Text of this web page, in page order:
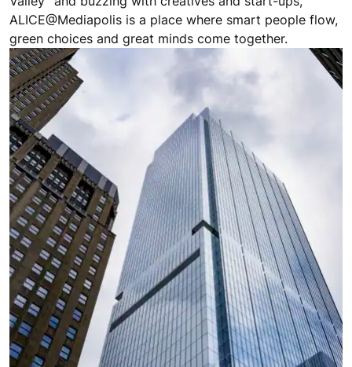
ALICE@Mediapolis is a place where smart people flow,
green choices and great minds come together.